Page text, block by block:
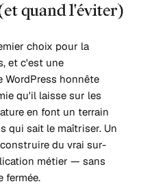
quand l'éviter)
choix pour la
et c'est une
WordPress honnête
qu'il laisse sur les
en font un terrain
qui sait le maîtriser. Un
du vrai sur-
métier — sans
fermée.